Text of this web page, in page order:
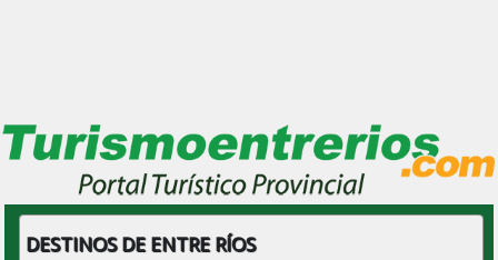
DESTINOS DE ENTRE RÍOS